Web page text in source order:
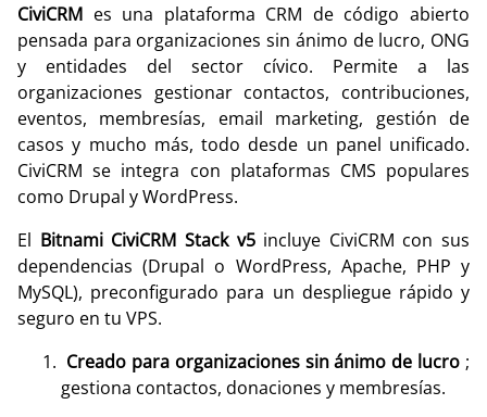
CiviCRM es una plataforma CRM de código abierto
pensada para organizaciones sin ánimo de lucro, ONG
y entidades del sector cívico. Permite a las
organizaciones gestionar contactos, contribuciones,
eventos, membresías, email marketing, gestión de
casos y mucho más, todo desde un panel unificado.
CiviCRM se integra con plataformas CMS populares
como Drupal y WordPress.
El Bitnami CiviCRM Stack v5incluye CiviCRM con sus
dependencias (Drupal o WordPress, Apache, PHP y
MySQL), preconfigurado para un despliegue rápido y
seguro en tu VPS.
Creado para organizaciones sin ánimo de lucro ;
gestiona contactos, donaciones y membresías.